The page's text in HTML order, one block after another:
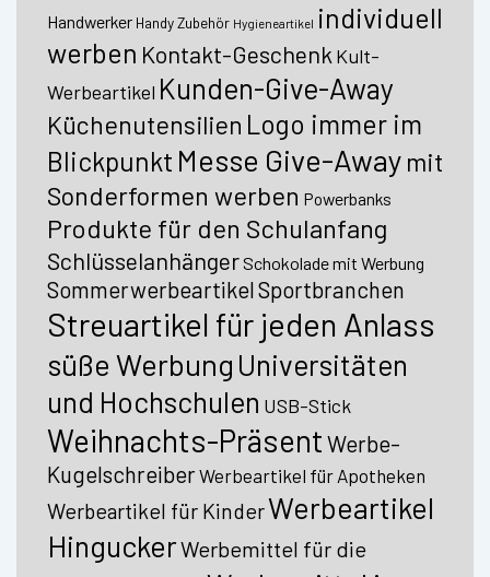
Handwerker Handy Zubehör Hygieneartikel individuell
werben Kontakt-Geschenk Kult-
Werbeartikel Kunden-Give-Away
Küchenutensilien Logo immer im
Blickpunkt Messe Give-Away mit
Sonderformen werben Powerbanks
Produkte für den Schulanfang
SchlüsselanhängerSchokolade mit Werbung
SommerwerbeartikelSportbranchen
Streuartikel für jeden Anlass
süße Werbung Universitäten
und Hochschulen USB-Stick
Weihnachts-Präsent Werbe-
Kugelschreiber Werbeartikel für Apotheken
Werbeartikel für KinderWerbeartikel
HinguckerWerbemittel für die